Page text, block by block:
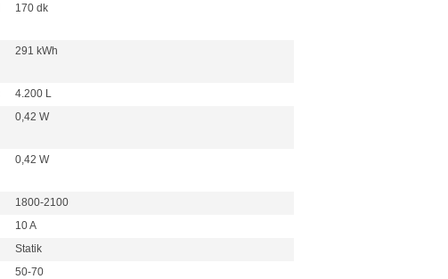
170 dk
291 kWh
4.200 L
0,42 W
0,42 W
1800-2100
10 A
Statik
50-70